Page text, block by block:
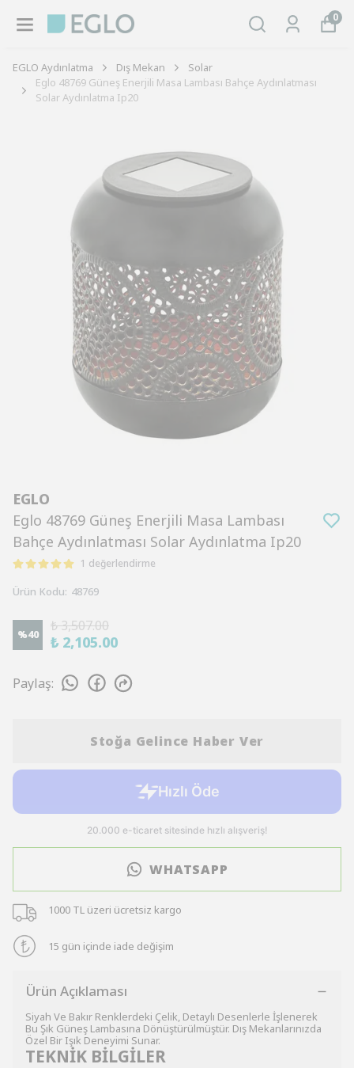
0
EGLO Aydınlatma Dış Mekan
Solar
Eglo 48769 Güneş Enerjili Masa Lambası Bahçe Aydınlatması
Solar Aydınlatma Ip20
EGLO
Eglo 48769 Güneş Enerjili Masa Lambası
Bahçe Aydınlatması Solar Aydınlatma Ip20
1 değerlendirme
Ürün Kodu: 48769
%40
₺ 3,507.00
₺ 2,105.00
Paylaş:
Stoğa Gelince Haber Ver
WHATSAPP
1000 TL üzeri ücretsiz kargo
15 gün içinde iade değişim
Ürün Açıklaması
Siyah Ve Bakır Renklerdeki Çelik, Detaylı Desenlerle İşlenerek
Bu Şık Güneş Lambasına Dönüştürülmüştür. Dış Mekanlarınızda
Özel Bir Işık Deneyimi Sunar.
TEKNİK BİLGİLER